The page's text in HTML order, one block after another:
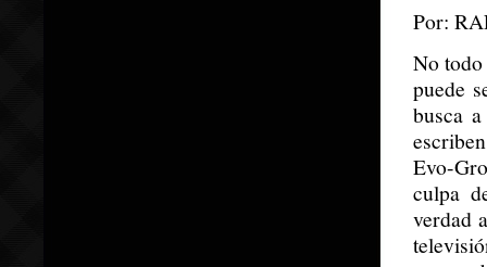
Por:
No
puede
busca
Evo-
culpa
verdad